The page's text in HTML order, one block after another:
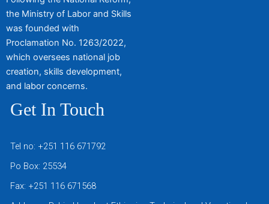
the Ministry of Labor and Skills
was founded with
Proclamation No. 1263/2022,
which oversees national job
creation, skills development,
and labor concerns.
Get In Touch
Tel no: +251 116 671792
Po Box: 25534
Fax: +251 116 671568